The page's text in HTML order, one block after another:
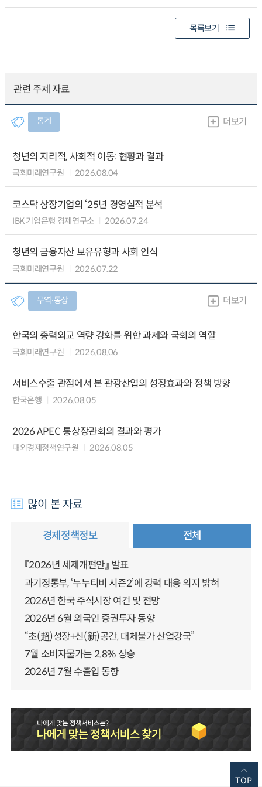
목록보기
관련 주제 자료
통계 더보기
청년의 지리적, 사회적 이동: 현황과 결과
국회미래연구원 2026.08.04
코스닥 상장기업의 ‘25년 경영실적 분석
IBK 기업은행 경제연구소 2026.07.24
청년의 금융자산 보유유형과 사회 인식
국회미래연구원 2026.07.22
무역∙통상 더보기
한국의 총력외교 역량 강화를 위한 과제와 국회의 역할
국회미래연구원 2026.08.06
서비스수출 관점에서 본 관광산업의 성장효과와 정책 방향
한국은행 2026.08.05
2026 APEC 통상장관회의 결과와 평가
대외경제정책연구원 2026.08.05
많이 본 자료
경제정책정보 전체
『2026년 세제개편안』 발표
과기정통부, ‘누누티비 시즌2’에 강력 대응 의지 밝혀
2026년 한국 주식시장 여건 및 전망
2026년 6월 외국인 증권투자 동향
“초(超)성장+신(新)공간, 대체불가 산업강국”
7월 소비자물가는 2.8% 상승
2026년 7월 수출입 동향
TOP